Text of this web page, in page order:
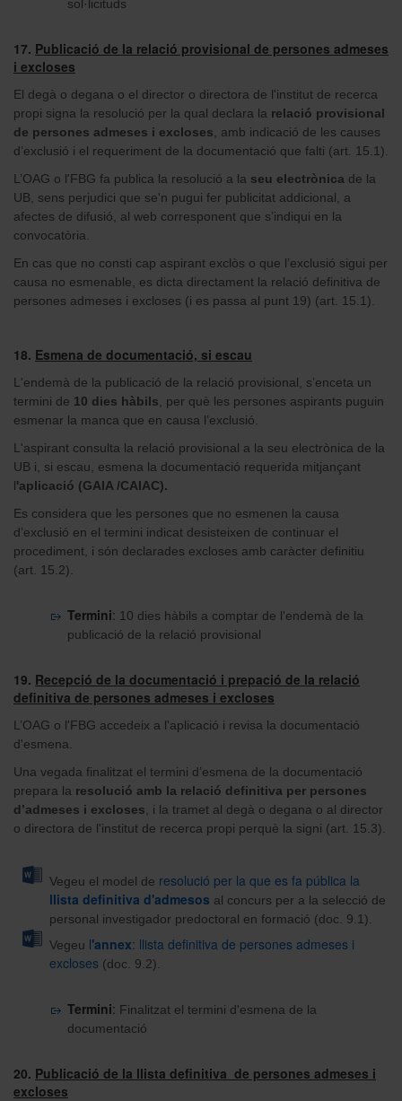
sol·licituds
17. Publicació de la relació provisional de persones admeses
i excloses
El degà o degana o el director o directora de l'institut de recerca
propi signa la resolució per la qual declara la relació provisional
de persones admeses i excloses , amb indicació de les causes
d’exclusió i el requeriment de la documentació que falti (art. 15.1).
L’OAG o l'FBG fa publica la resolució a la seu electrònica de la
UB, sens perjudici que se'n pugui fer publicitat addicional, a
afectes de difusió, al web corresponent que s’indiqui en la
convocatòria.
En cas que no consti cap aspirant exclòs o que l’exclusió sigui per
causa no esmenable, es dicta directament la relació definitiva de
persones admeses i excloses (i es passa al punt 19) (art. 15.1).
18. Esmena de documentació, si escau
L'endemà de la publicació de la relació provisional, s’enceta un
termini de 10 dies hàbils , per què les persones aspirants puguin
esmenar la manca que en causa l’exclusió.
L'aspirant consulta la relació provisional a la seu electrònica de la
UB i, si escau, esmena la documentació requerida mitjançant
l'aplicació (GAIA /CAIAC).
Es considera que les persones que no esmenen la causa
d’exclusió en el termini indicat desisteixen de continuar el
procediment, i són declarades excloses amb caràcter definitiu
(art. 15.2).
Termini: 10 dies hàbils a comptar de l'endemà de la
publicació de la relació provisional
19. Recepció de la documentació i prepació de la relació
definitiva de persones admeses i excloses
L’OAG o l'FBG accedeix a l'aplicació i revisa la documentació
d'esmena.
Una vegada finalitzat el termini d’esmena de la documentació
prepara la resolució amb la relació definitiva per persones
d’admeses i excloses , i la tramet al degà o degana o al director
o directora de l'institut de recerca propi perquè la signi (art. 15.3).
Vegeu el model de resolució per la que es fa pública la
llista definitiva d'admesos al concurs per a la selecció de
personal investigador predoctoral en formació (doc. 9.1).
Vegeu l'annex: llista definitiva de persones admeses i
excloses (doc. 9.2).
Termini: Finalitzat el termini d'esmena de la
documentació
20. Publicació de la llista definitiva de persones admeses i
excloses